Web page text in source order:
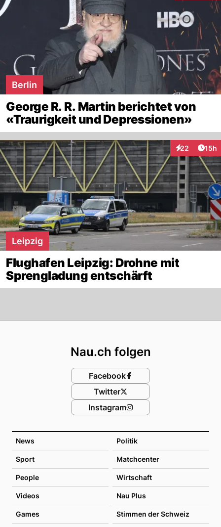
Berlin
George R. R. Martin berichtet von
«Traurigkeit und Depressionen»
22
Interaktionen
15h
Leipzig
Flughafen Leipzig: Drohne mit
Sprengladung entschärft
News Politik
Sport Matchcenter
People Wirtschaft
Videos Nau Plus
Games Stimmen der Schweiz
Nau.ch folgen
Facebook
Twitter
Instagram